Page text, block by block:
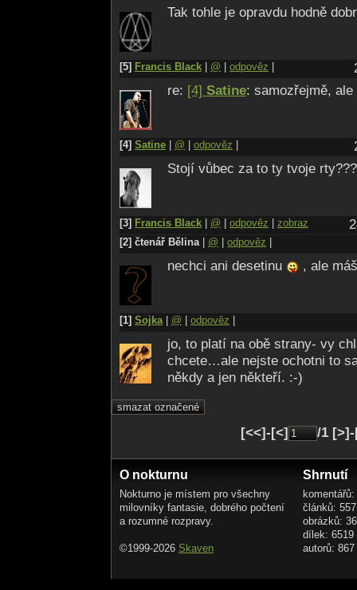
Tak tohle je opravdu hodně
[5] Francis Black @ odpověz
re: [4] Satine: samozřejmě,
[4] Satine @ odpověz
Stojí vůbec za to ty tvoje
[3] Francis Black @ odpověz zobraz
[2] čtenář Bělina| @ odpověz
nechci ani desetinu , ale
[1] Sojka| @ odpověz
jo, to platí na obě strany- vy
chcete…ale nejste ochotni to
někdy a jen někteří. :-)
[<<]-[<] /1
O nokturnu
Nokturno je místem pro všechny
milovníky fantasie, dobrého počtení
a rozumné rozpravy.
©1999-2026 Skaven
Shrnutí
článků: 557
obrázků:
dílek: 6519
autorů: 867